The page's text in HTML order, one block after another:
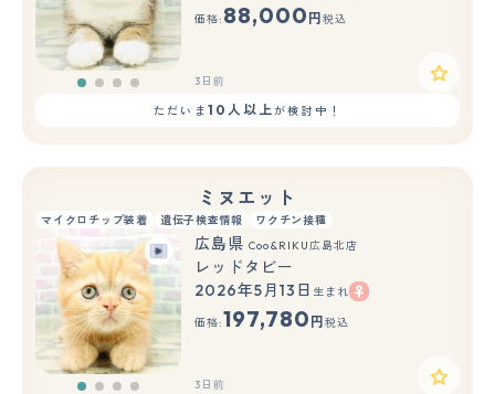
価格: 88,000 円 税込
3日前
ただいま 10人以上が検討中！
ミヌエット
マイクロチップ装着 遺伝子検査情報 ワクチン接種
広島県 Coo&RIKU広島北店
レッドタビー
2026年5月13日 生まれ
価格:197,780 円 税込
3日前